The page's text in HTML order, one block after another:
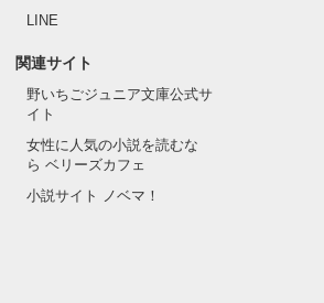
LINE
関連サイト
野いちごジュニア文庫公式サ
イト
女性に人気の小説を読むな
ら ベリーズカフェ
小説サイト ノベマ！